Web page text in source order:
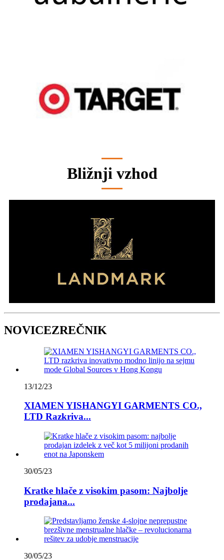
Bližnji vzhod
NOVICEZREČNIK
13/12/23
XIAMEN YISHANGYI GARMENTS CO.,
LTD Razkriva...
30/05/23
Kratke hlače z visokim pasom: Najbolje
prodajana...
30/05/23